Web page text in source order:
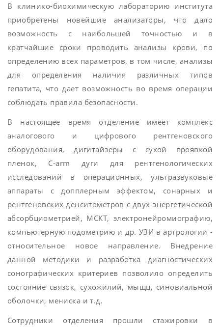
В клинико-биохимическую лабораторию института
приобретены новейшие анализаторы, что дало
возможность с наибольшей точностью и в
кратчайшие сроки проводить анализы крови, по
определению всех параметров, в том числе, анализы
для определения наличия различных типов
гепатита, что дает возможность во время операции
соблюдать правила безопасности.
В настоящее время отделение имеет комплекс
аналогового и цифрового рентгеновского
оборудования, дигитайзеры с сухой проявкой
пленок, C-arm дуги для рентгенологических
исследований в операционных, ультразвуковые
аппараты с допплерным эффектом, сонарных и
рентгеновских денситометров с двух-энергетической
абсорбциометрией, МСКТ, электронейромиографию,
компьютерную подометрию и др. УЗИ в артрологии -
относительное новое направление. Внедрение
данной методики и разработка диагностических
сонографических критериев позволило определить
состояние связок, сухожилий, мыщц, синовиальной
оболочки, мениска и т.д.
Сотрудники отделения прошли стажировки в